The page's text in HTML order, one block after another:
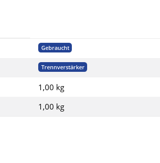
Gebraucht
Trennverstärker
1,00 kg
1,00 kg